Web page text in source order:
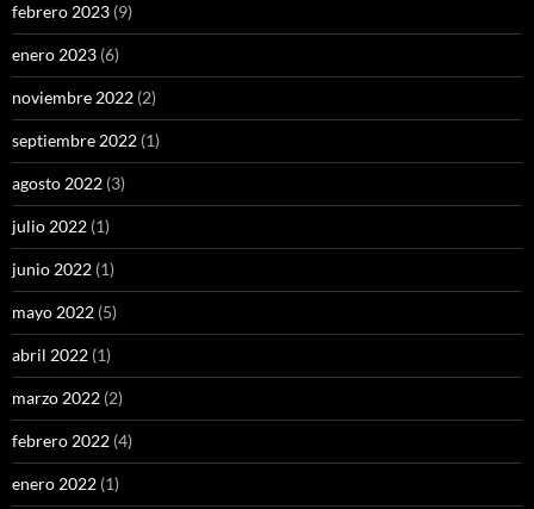
febrero 2023 (9)
enero 2023 (6)
noviembre 2022 (2)
septiembre 2022 (1)
agosto 2022 (3)
julio 2022 (1)
junio 2022 (1)
mayo 2022 (5)
abril 2022 (1)
marzo 2022 (2)
febrero 2022 (4)
enero 2022 (1)